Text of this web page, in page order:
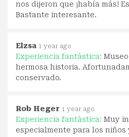
nos dijeron que ¡había más!
Bastante interesante.
Elzsa 1 year ago
Experiencia fantástica:
hermosa historia.
conservado.
Rob Heger 1 year ago
Experiencia fantástica: Muy
especialmente para los niños